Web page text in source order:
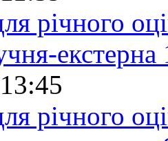
річного
екстерна
річного